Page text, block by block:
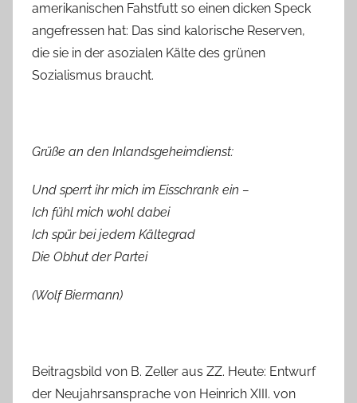
amerikanischen Fahstfutt so einen dicken Speck
angefressen hat: Das sind kalorische Reserven,
die sie in der asozialen Kälte des grünen
Sozialismus braucht.
Grüße an den Inlandsgeheimdienst:
Und sperrt ihr mich im Eisschrank ein –
Ich fühl mich wohl dabei
Ich spür bei jedem Kältegrad
Die Obhut der Partei
(Wolf Biermann)
Beitragsbild von B. Zeller aus ZZ. Heute: Entwurf
der Neujahrsansprache von Heinrich XIII. von